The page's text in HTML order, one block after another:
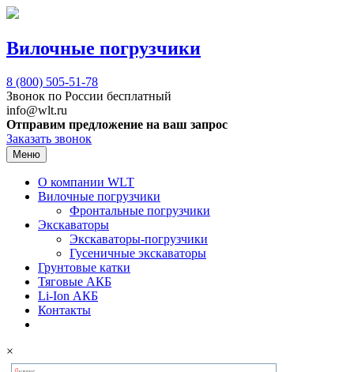
Вилочные погрузчики
8 (800) 505-51-78
Звонок по России бесплатный
info@wlt.ru
Отправим предложение на ваш запрос
Заказать звонок
Меню
О компании WLT
Вилочные погрузчики
Фронтальные погрузчики
Экскаваторы
Экскаваторы-погрузчики
Гусеничные экскаваторы
Грунтовые катки
Тяговые АКБ
Li-Ion АКБ
Контакты
×